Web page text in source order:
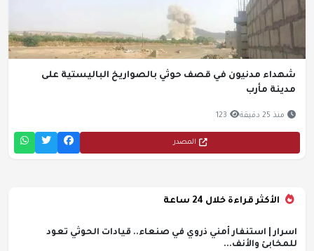
شهداء مدنيون في قصف حوثي بالصواريخ الباليستية على
مدينة مأرب
منذ 25 دقيقة 123
المصدر
الأكثر قراءة خلال 24 ساعة
اسرار | استنفار أمني ذروي في صنعاء.. قيادات الحوثي تعود
للمخابئ والأنف...